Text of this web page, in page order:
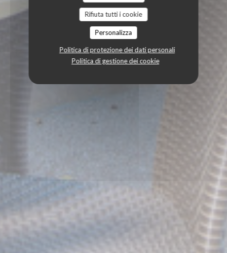
Rifiuta tutti i cookie
Personalizza
Politica di protezione dei dati personali
Politica di gestione dei cookie